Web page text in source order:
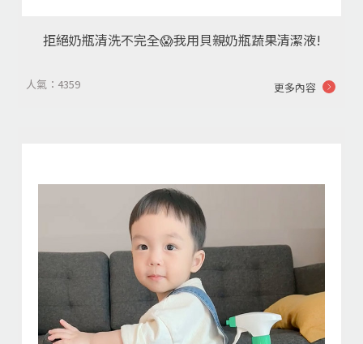
拒絕奶瓶清洗不完全😱我用貝親奶瓶蔬果清潔液!
人氣：4359 更多內容